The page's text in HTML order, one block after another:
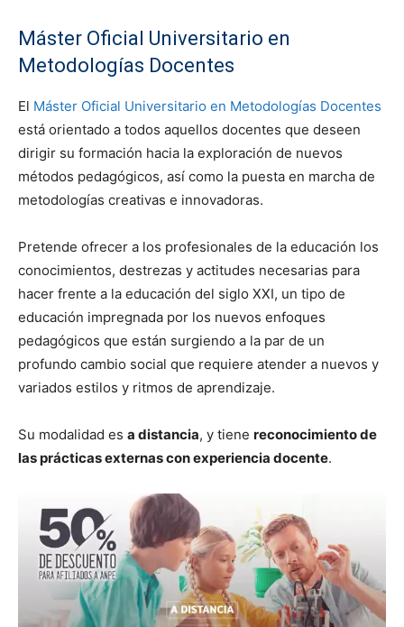
Máster Oficial Universitario en
Metodologías Docentes
El Máster Oficial Universitario en Metodologías Docentes
está orientado a todos aquellos docentes que deseen
dirigir su formación hacia la exploración de nuevos
métodos pedagógicos, así como la puesta en marcha de
metodologías creativas e innovadoras.
Pretende ofrecer a los profesionales de la educación los
conocimientos, destrezas y actitudes necesarias para
hacer frente a la educación del siglo XXI, un tipo de
educación impregnada por los nuevos enfoques
pedagógicos que están surgiendo a la par de un
profundo cambio social que requiere atender a nuevos y
variados estilos y ritmos de aprendizaje.
Su modalidad es a distancia, y tiene reconocimiento de
las prácticas externas con experiencia docente.